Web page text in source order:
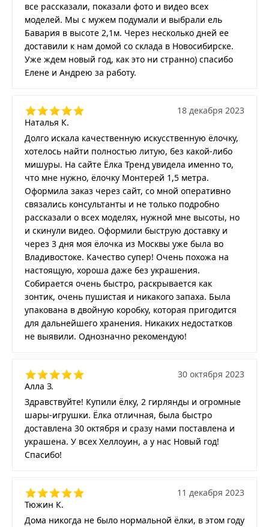
все рассказали, показали фото и видео всех
моделей. Мы с мужем подумали и выбрали ель
Бавария в высоте 2,1м. Через несколько дней ее
доставили к нам домой со склада в Новосибирске.
Уже ждем новый год, как это ни странно) спасибо
Елене и Андрею за работу.
Наталья К.
18 декабря 2023
Долго искала качественную искусственную ёлочку,
хотелось найти полностью литую, без какой-либо
мишуры. На сайте Ёлка Тренд увидела именно то,
что мне нужно, ёлочку Монтерей 1,5 метра.
Оформила заказ через сайт, со мной оперативно
связались консультанты и не только подробно
рассказали о всех моделях, нужной мне высоты, но
и скинули видео. Оформили быструю доставку и
через 3 дня моя ёлочка из Москвы уже была во
Владивостоке. Качество супер! Очень похожа на
настоящую, хороша даже без украшения.
Собирается очень быстро, раскрывается как
зонтик, очень пушистая и никакого запаха. Была
упакована в двойную коробку, которая пригодится
для дальнейшего хранения. Никаких недостатков
не выявили. Однозначно рекомендую!
Алла З.
30 октября 2023
Здравствуйте! Купили ёлку, 2 гирлянды и огромные
шары-игрушки. Ёлка отличная, была быстро
доставлена 30 октября и сразу нами поставлена и
украшена. У всех Хеллоуин, а у нас Новый год!
Спасибо!
Тюжин К.
11 декабря 2023
Дома никогда не было нормальной ёлки, в этом году